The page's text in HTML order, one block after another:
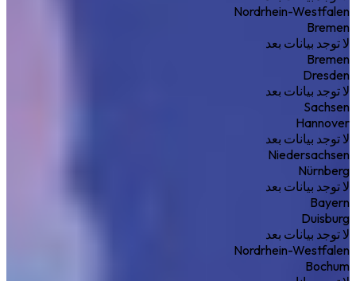
Nordrhein-Westfalen
Bremen
لا توجد بيانات بعد
Bremen
Dresden
لا توجد بيانات بعد
Sachsen
Hannover
لا توجد بيانات بعد
Niedersachsen
Nürnberg
لا توجد بيانات بعد
Bayern
Duisburg
لا توجد بيانات بعد
Nordrhein-Westfalen
Bochum